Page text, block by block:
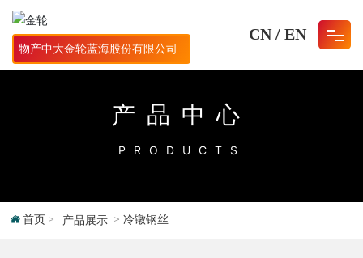
物产中大金轮蓝海股份有限公司
人才招聘
CN/ EN
PRODUCTS
产品中心
首页 产品展示 冷镦钢丝